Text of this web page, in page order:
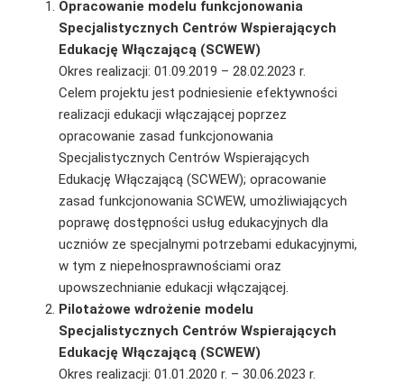
Opracowanie modelu funkcjonowania
Specjalistycznych Centrów Wspierających
Edukację Włączającą (SCWEW)
Okres realizacji: 01.09.2019 – 28.02.2023 r.
Celem projektu jest podniesienie efektywności
realizacji edukacji włączającej poprzez
opracowanie zasad funkcjonowania
Specjalistycznych Centrów Wspierających
Edukację Włączającą (SCWEW); opracowanie
zasad funkcjonowania SCWEW, umożliwiających
poprawę dostępności usług edukacyjnych dla
uczniów ze specjalnymi potrzebami edukacyjnymi,
w tym z niepełnosprawnościami oraz
upowszechnianie edukacji włączającej.
Pilotażowe wdrożenie modelu
Specjalistycznych Centrów Wspierających
Edukację Włączającą (SCWEW)
Okres realizacji: 01.01.2020 r. – 30.06.2023 r.